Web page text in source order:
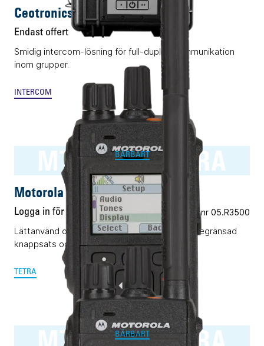
Ceotronics CT-DECT Case
Endast offert
Smidig intercom-lösning för full-duplex kommunikation
inom grupper.
INTERCOM
MTP3500 TETRA
BÄRBART
Motorola MTP3500 TETRA
Logga in för pris Vårt art.nr 05.R3500
Lättanvänd och pålitlig TETRA-terminal med begränsad
knappsats och display.
TETRA
BÄRBART